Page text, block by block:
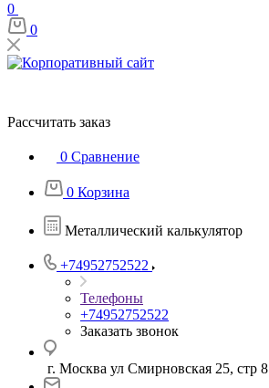
0
0
Рассчитать заказ
0 Сравнение
0 Корзина
Металлический калькулятор
+74952752522
Телефоны
+74952752522
Заказать звонок
г. Москва ул Смирновская 25, стр 8